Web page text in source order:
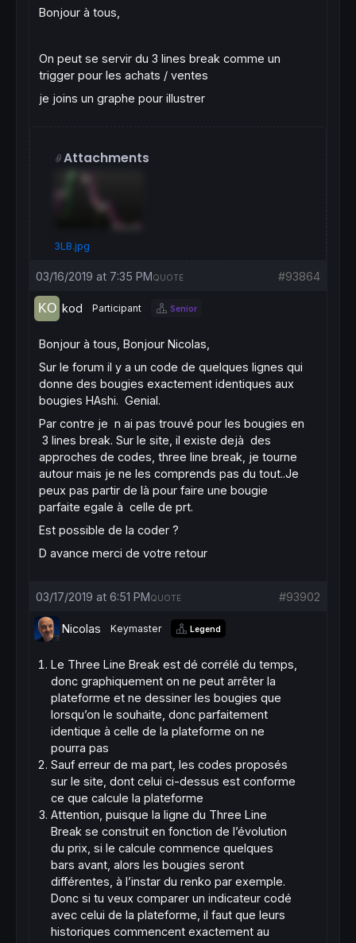
a1=a3
endif
Bonjour à tous,
On peut se servir du 3 lines break comme un
trigger pour les achats / ventes
je joins un graphe pour illustrer
Attachments
3LB.jpg
03/16/2019 at 7:35 PM #93864
QUOTE
kod Participant Senior
Bonjour à tous, Bonjour Nicolas,
Sur le forum il y a un code de quelques lignes qui
donne des bougies exactement identiques aux
bougies HAshi. Genial.
Par contre je n ai pas trouvé pour les bougies en
3 lines break. Sur le site, il existe dejà des
approches de codes, three line break, je tourne
autour mais je ne les comprends pas du tout..Je
peux pas partir de là pour faire une bougie
parfaite egale à celle de prt.
Est possible de la coder ?
D avance merci de votre retour
03/17/2019 at 6:51 PM #93902
QUOTE
Nicolas Keymaster Legend
Le Three Line Break est dé corrélé du temps,
donc graphiquement on ne peut arrêter la
plateforme et ne dessiner les bougies que
lorsqu’on le souhaite, donc parfaitement
identique à celle de la plateforme on ne
pourra pas
Sauf erreur de ma part, les codes proposés
sur le site, dont celui ci-dessus est conforme
ce que calcule la plateforme
Attention, puisque la ligne du Three Line
Break se construit en fonction de l’évolution
du prix, si le calcule commence quelques
bars avant, alors les bougies seront
différentes, à l’instar du renko par exemple.
Donc si tu veux comparer un indicateur codé
avec celui de la plateforme, il faut que leurs
historiques commencent exactement au